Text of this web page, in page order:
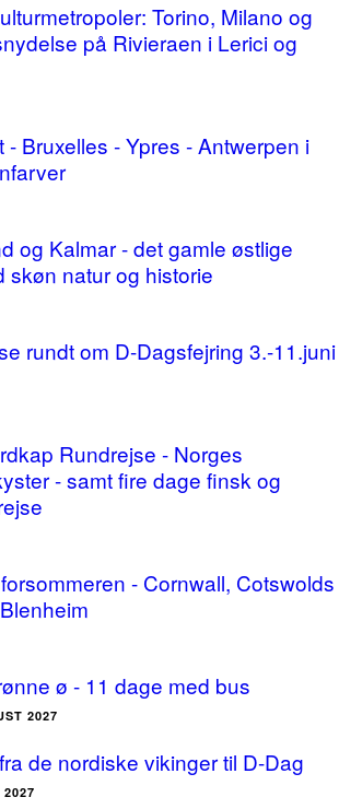
Torino, Milano og
på Rivieraen i Lerici og
- Bruxelles - Ypres - Antwerpen i
og Kalmar - det gamle østlige
skøn natur og historie
rundt om D-Dagsfejring 3.-11.juni
Rundrejse - Norges
- samt fire dage finsk og
- Cornwall, Cotswolds
ø - 11 dage med bus
2027
de nordiske vikinger til D-Dag
2027